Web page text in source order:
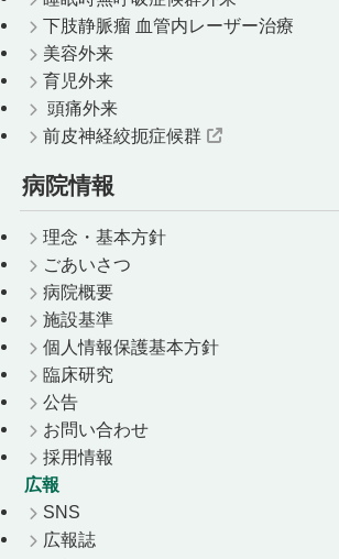
下肢静脈瘤 血管内レーザー治療
美容外来
育児外来
頭痛外来
前皮神経絞扼症候群
病院情報
理念・基本方針
ごあいさつ
病院概要
施設基準
個人情報保護基本方針
臨床研究
公告
お問い合わせ
採用情報
広報
SNS
広報誌